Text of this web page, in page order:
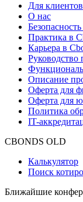
Для клиентов
О нас
Практика в
Карьера в
Руководство
Описание
Оферта для
Оферта для
Политика
IT-
CBONDS OLD
Калькулятор
Поиск
Ближайшие